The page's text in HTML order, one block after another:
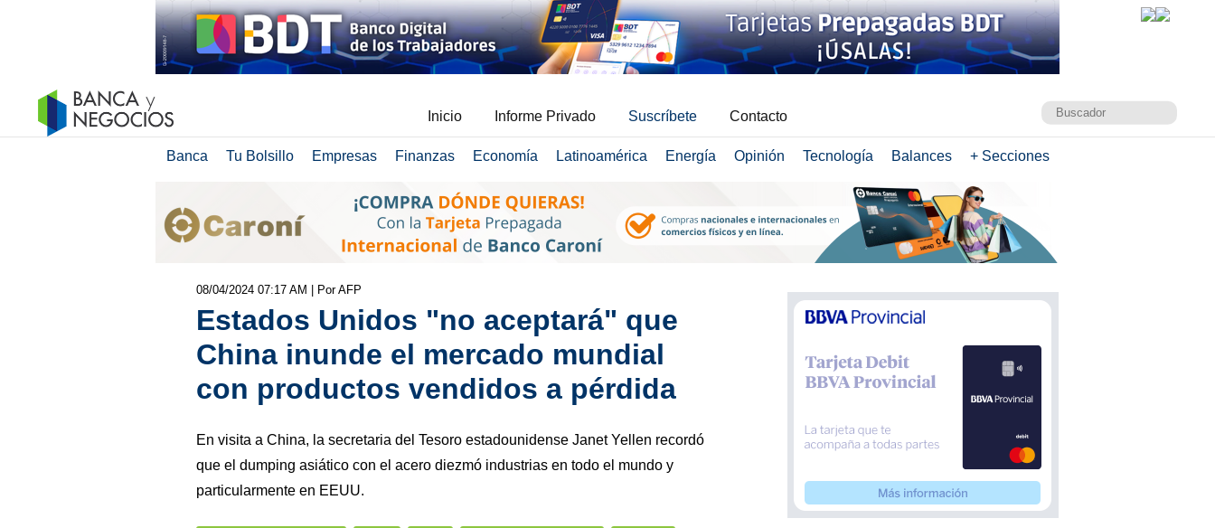
Inicio Informe Privado Suscríbete Contacto
Banca Tu Bolsillo Empresas Finanzas Economía Latinoamérica Energía Opinión Tecnología Balances + Secciones
08/04/2024 07:17 AM | Por AFP
Estados Unidos "no aceptará" que
China inunde el mercado mundial
con productos vendidos a pérdida
En visita a China, la secretaria del Tesoro estadounidense Janet Yellen recordó
que el dumping asiático con el acero diezmó industrias en todo el mundo y
particularmente en EEUU.